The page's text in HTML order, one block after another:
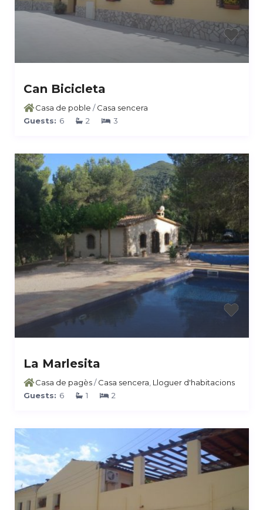
Can Bicicleta
Casa de poble /Casa sencera
Guests: 6 2 3
La Marlesita
Casa de pagès/Casa sencera Lloguer d'habitacions
Guests: 6 1 2